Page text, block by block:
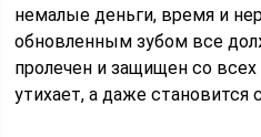
немалые деньги, время и
обновленным зубом все
пролечен и защищен со
утихает, а даже становится